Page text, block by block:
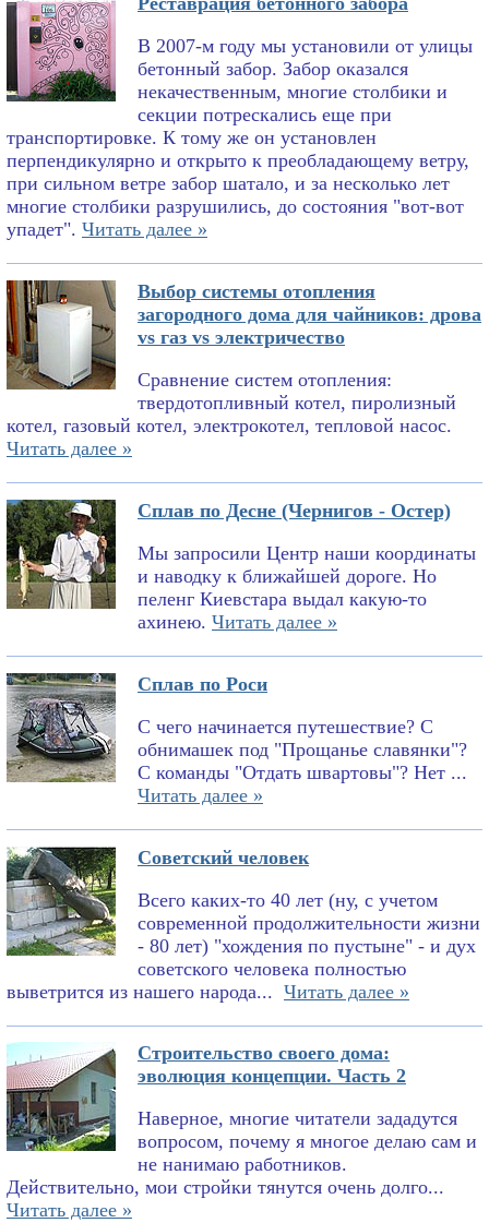
В 2007-м году мы установили от улицы
бетонный забор. Забор оказался
некачественным, многие столбики и
секции потрескались еще при
транспортировке. К тому же он установлен
перпендикулярно и открыто к преобладающему ветру,
при сильном ветре забор шатало, и за несколько лет
многие столбики разрушились, до состояния "вот-вот
упадет". Читать далее »
Выбор системы отопления
загородного дома для чайников: дрова
vs газ vs электричество
Сравнение систем отопления:
твердотопливный котел, пиролизный
котел, газовый котел, электрокотел, тепловой насос.
Читать далее »
Сплав по Десне (Чернигов - Остер)
Мы запросили Центр наши координаты
и наводку к ближайшей дороге. Но
пеленг Киевстара выдал какую-то
ахинею. Читать далее »
Сплав по Роси
С чего начинается путешествие? С
обнимашек под "Прощанье славянки"?
С команды "Отдать швартовы"? Нет ...
Читать далее »
Советский человек
Всего каких-то 40 лет (ну, с учетом
современной продолжительности жизни
- 80 лет) "хождения по пустыне" - и дух
советского человека полностью
выветрится из нашего народа... Читать далее »
Строительство своего дома:
эволюция концепции. Часть 2
Наверное, многие читатели зададутся
вопросом, почему я многое делаю сам и
не нанимаю работников.
Действительно, мои стройки тянутся очень долго...
Читать далее »